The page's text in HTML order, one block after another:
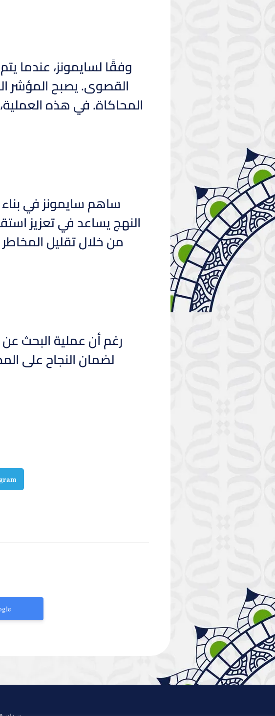
وفقًا لسايمونز، عندما
القصوى. يصبح المؤشر
المحاكاة. في هذه
ساهم سايمونز في
النهج يساعد في تعزيز
من خلال تقليل المخاطر
رغم أن عملية البحث
لضمان النجاح على